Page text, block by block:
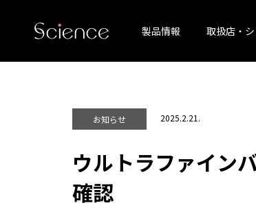
製品情報 取扱店・
お知らせ 2025.2.21.
ウルトラファイン
確認